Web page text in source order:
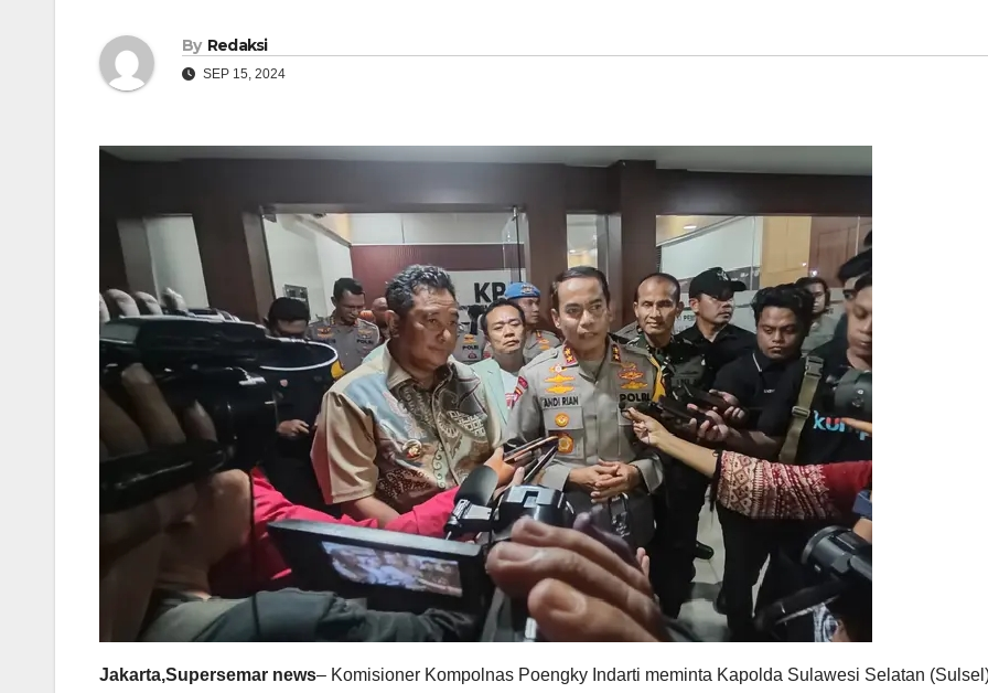
By Redaksi
SEP 15, 2024
Jakarta,Supersemar news– Komisioner Kompolnas Poengky Indarti meminta Kapolda Sulawesi Selatan